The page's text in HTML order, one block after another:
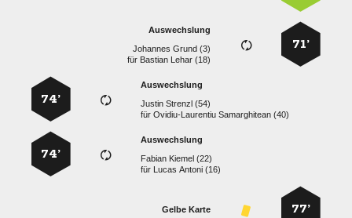
71’
Auswechslung
  
für   
Auswechslung
  
für  
74’
Auswechslung
  
für   
74’
77’
Gelbe Karte